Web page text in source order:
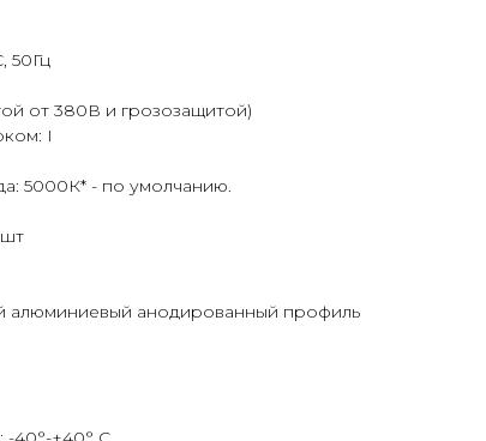
50Гц
от 380В и грозозащитой)
I
5000К* - по умолчанию.
алюминиевый анодированный профиль